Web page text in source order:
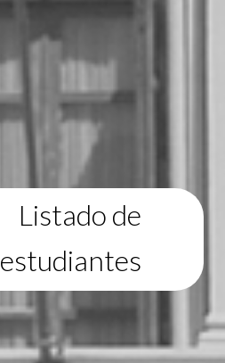
Listado de
estudiantes